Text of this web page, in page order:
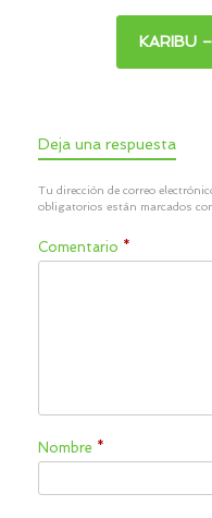
KARIBU
Deja una respuesta
Tu dirección de correo
obligatorios están marcados
Comentario *
Nombre *